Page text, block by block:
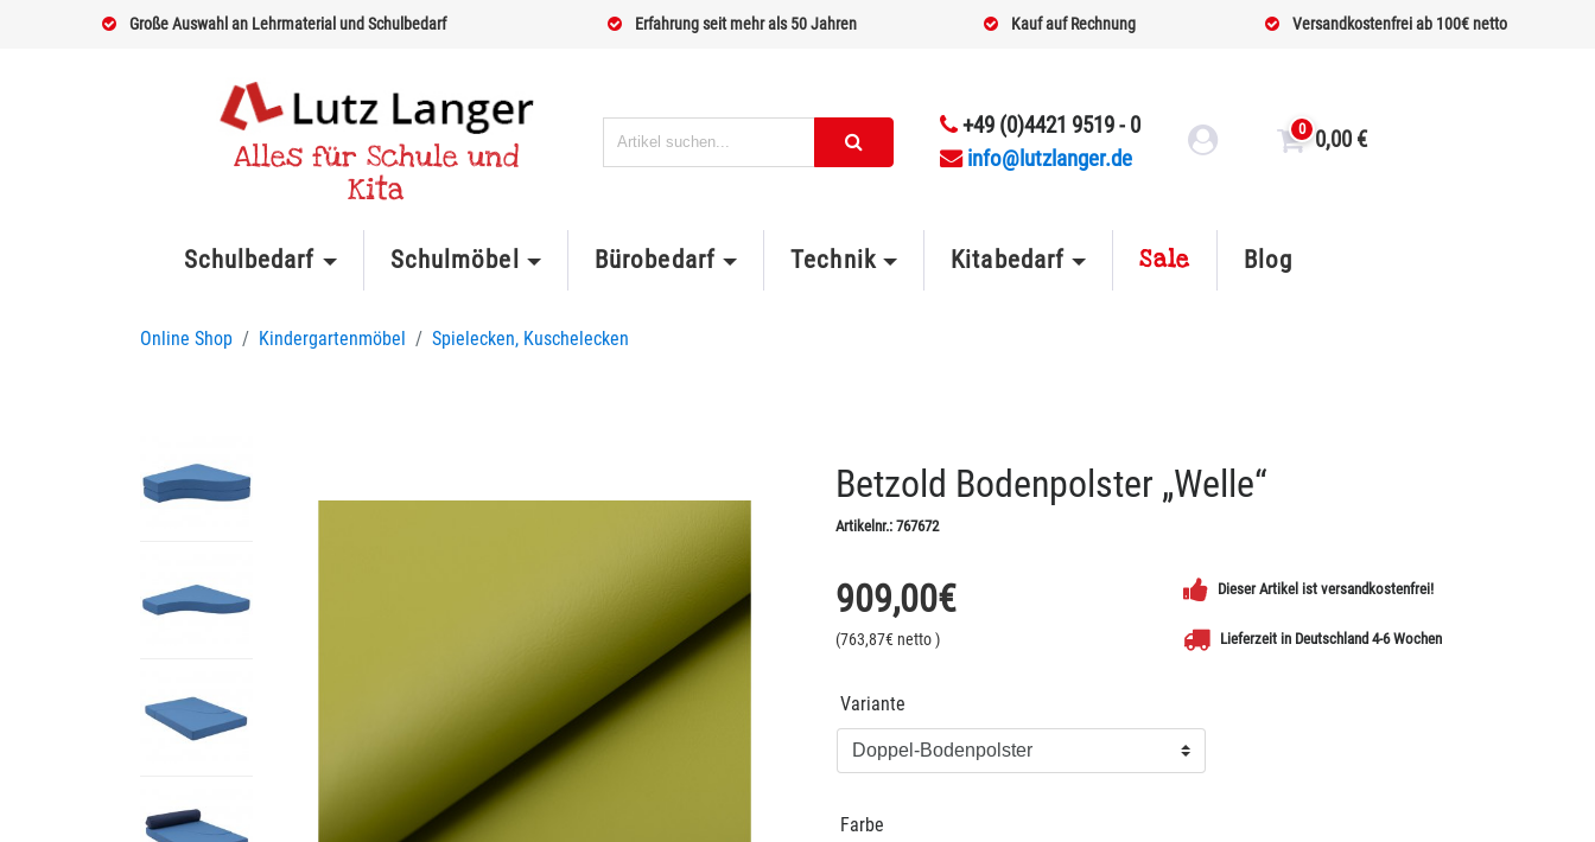
Große Auswahl an Lehrmaterial und Schulbedarf Erfahrung seit mehr als 50 Jahren Kauf auf Rechnung Versandkostenfrei ab 100€ netto
Alles für Schule und
Kita
+49 (0)4421 9519 - 0
info@lutzlanger.de
0 0,00 €
Schulbedarf Schulmöbel Bürobedarf Technik Kitabedarf Sale Blog
Online Shop Kindergartenmöbel Spielecken, Kuschelecken
Betzold Bodenpolster „Welle“
Artikelnr.: 767672
909,00€
(763,87€ netto)
Dieser Artikel ist versandkostenfrei!
Lieferzeit in Deutschland 4-6 Wochen
Variante
Farbe